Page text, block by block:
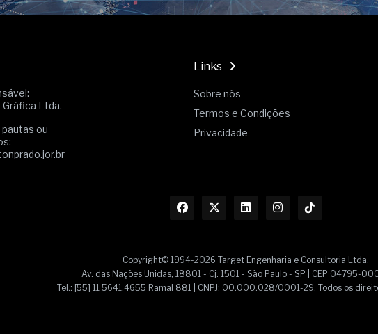
Ltda.
ou
Links
Sobre nós
Termos e Condições
Privacidade
Copyright© 1994-2026 Target Engenharia e Consultoria Ltda.
Av. das Nações Unidas, 18801 - Cj. 1501 - São Paulo - SP | CEP 04795-
Tel.: [55] 11 5641.4655 Ramal 881 | CNPJ: 00.000.028/0001-29. Todos os